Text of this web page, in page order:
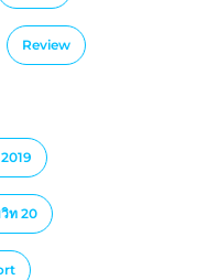
Review
วิท 20